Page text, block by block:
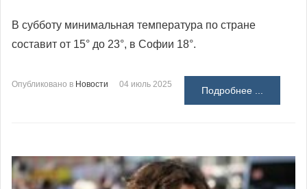
В субботу минимальная температура по стране
составит от 15° до 23°, в Софии 18°.
Опубликовано в Новости 04 июль 2025
Подробнее ...